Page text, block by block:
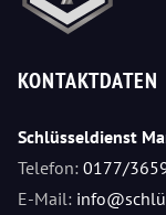
KONTAKTDATEN
Schlüsseldienst
Telefon: 0177/
E-Mail: